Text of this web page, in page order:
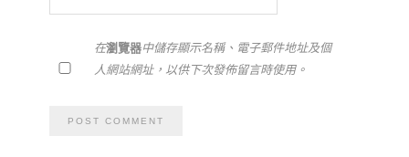
在瀏覽器中儲存顯示名稱、電子郵件地址及個
人網站網址，以供下次發佈留言時使用。